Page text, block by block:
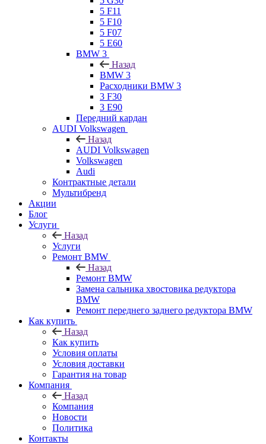
5 F11
5 F10
5 F07
5 E60
BMW 3
Назад
BMW 3
Расходники BMW 3
3 F30
3 E90
Передний кардан
AUDI Volkswagen
Назад
AUDI Volkswagen
Volkswagen
Audi
Контрактные детали
Мультибренд
Акции
Блог
Услуги
Назад
Услуги
Ремонт BMW
Назад
Ремонт BMW
Замена сальника хвостовика редуктора
BMW
Ремонт переднего заднего редуктора BMW
Как купить
Назад
Как купить
Условия оплаты
Условия доставки
Гарантия на товар
Компания
Назад
Компания
Новости
Политика
Контакты